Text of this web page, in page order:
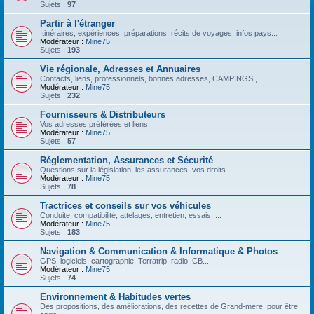
Sujets : 97
Partir à l'étranger
Itinéraires, expériences, préparations, récits de voyages, infos pays...
Modérateur : Mine75
Sujets : 193
Vie régionale, Adresses et Annuaires
Contacts, liens, professionnels, bonnes adresses, CAMPINGS , ...
Modérateur : Mine75
Sujets : 232
Fournisseurs & Distributeurs
Vos adresses préférées et liens
Modérateur : Mine75
Sujets : 57
Réglementation, Assurances et Sécurité
Questions sur la législation, les assurances, vos droits...
Modérateur : Mine75
Sujets : 78
Tractrices et conseils sur vos véhicules
Conduite, compatibilité, attelages, entretien, essais, ...
Modérateur : Mine75
Sujets : 183
Navigation & Communication & Informatique & Photos
GPS, logiciels, cartographie, Terratrip, radio, CB...
Modérateur : Mine75
Sujets : 74
Environnement & Habitudes vertes
Des propositions, des améliorations, des recettes de Grand-mère, pour être